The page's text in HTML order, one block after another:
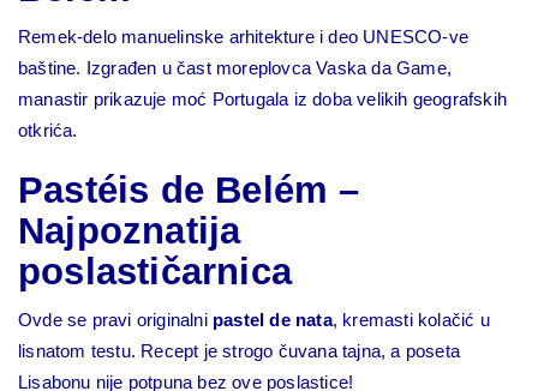
Remek-delo manuelinske arhitekture i deo UNESCO-ve
baštine. Izgrađen u čast moreplovca Vaska da Game,
manastir prikazuje moć Portugala iz doba velikih geografskih
otkrića.
Pastéis de Belém –
Najpoznatija
poslastičarnica
Ovde se pravi originalni pastel de nata, kremasti kolačić u
lisnatom testu. Recept je strogo čuvana tajna, a poseta
Lisabonu nije potpuna bez ove poslastice!